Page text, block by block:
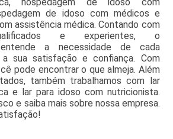
de idoso com médicos e
assistência médica. Contando com
e experientes, o
entende a necessidade de cada
sua satisfação e confiança. Com
pode encontrar o que almeja. Além
também trabalhamos com lar
e lar para idoso com nutricionista.
e saiba mais sobre nossa empresa.